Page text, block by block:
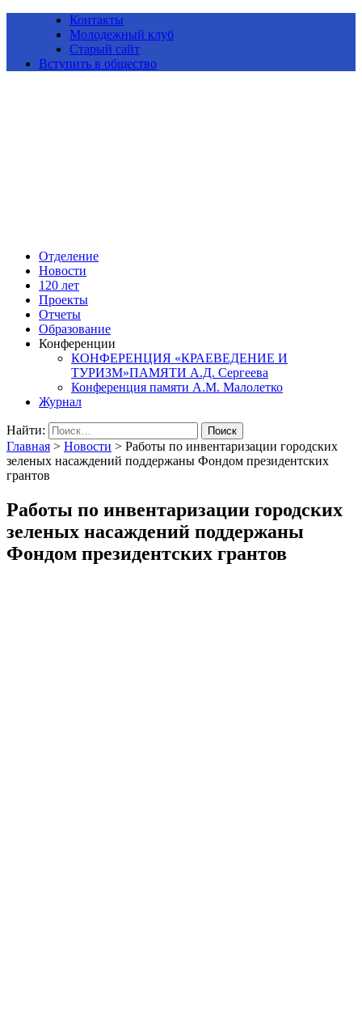
Контакты
Молодежный клуб
Старый сайт
Вступить в общество
Отделение
Новости
120 лет
Проекты
Отчеты
Образование
Конференции
КОНФЕРЕНЦИЯ «КРАЕВЕДЕНИЕ И
ТУРИЗМ»ПАМЯТИ А.Д. Сергеева
Конференция памяти А.М. Малолетко
Журнал
Найти:
Главная > Новости > Работы по инвентаризации городских
зеленых насаждений поддержаны Фондом президентских
грантов
Работы по инвентаризации городских
зеленых насаждений поддержаны
Фондом президентских грантов